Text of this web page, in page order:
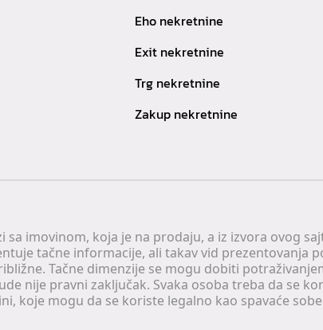
sa imovinom, koja je na prodaju, a iz izvora ovog
tačne informacije, ali takav vid prezentovanja
Tačne dimenzije se mogu dobiti
nije pravni zaključak. Svaka osoba treba da se
koje mogu da se koriste legalno kao spavaće
Eho nekretnine
Exit nekretnine
Trg nekretnine
Zakup nekretnine